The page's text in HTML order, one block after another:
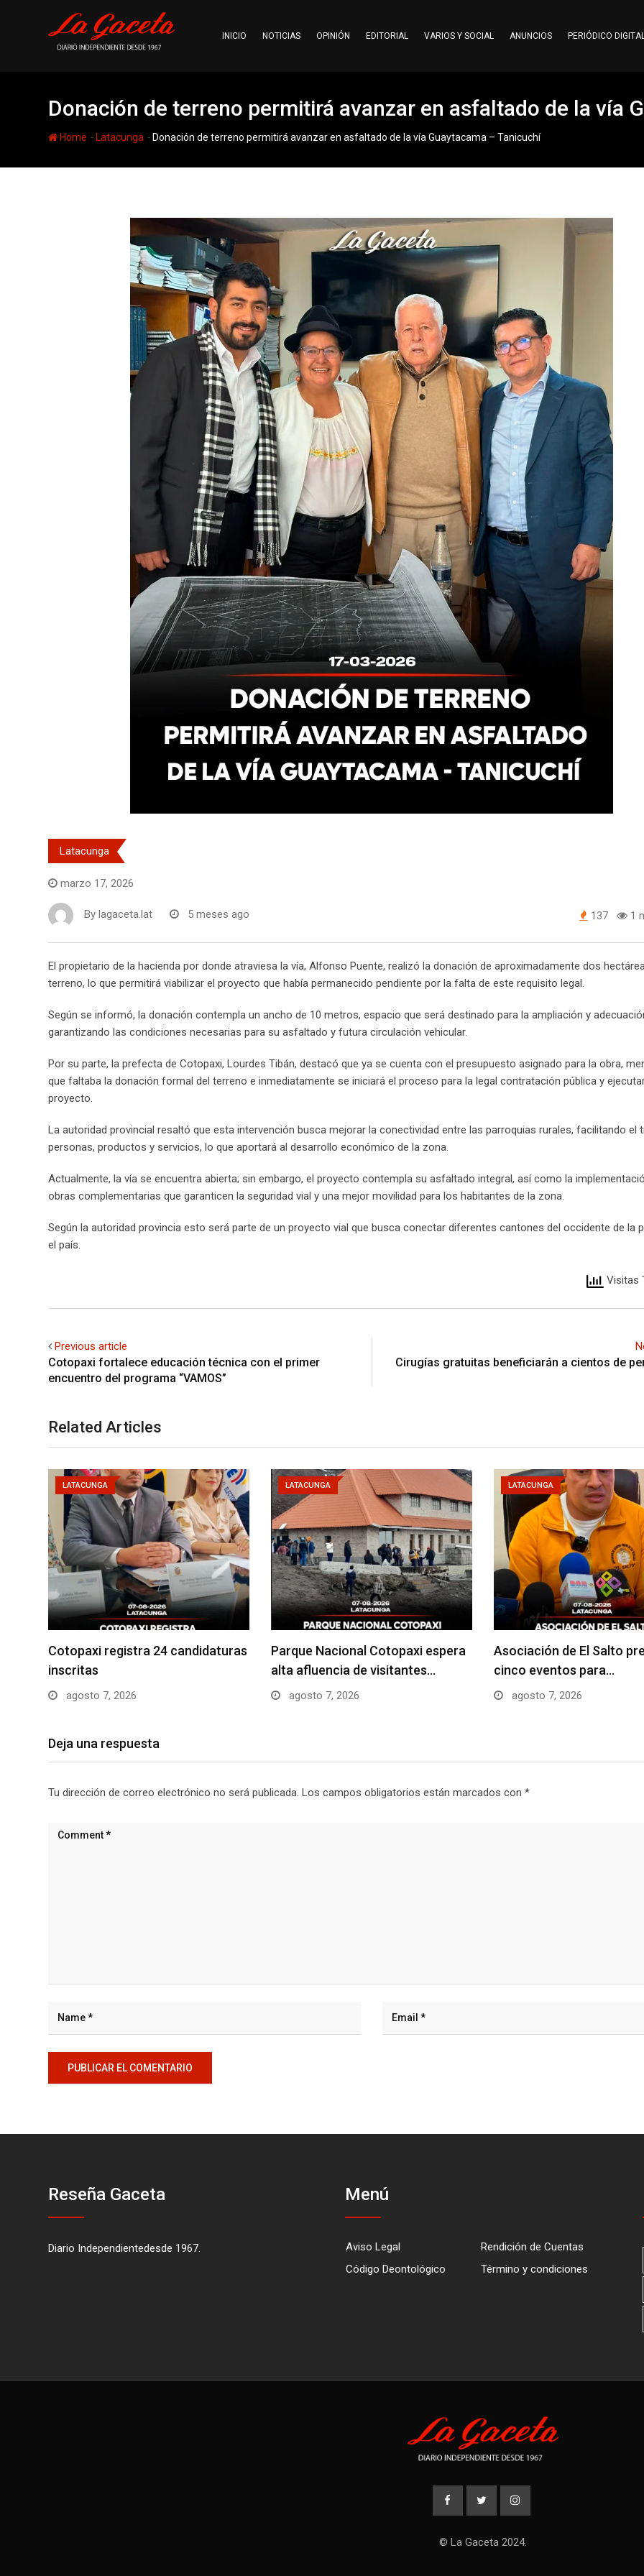
INICIO NOTICIAS OPINIÓN EDITORIAL VARIOS Y SOCIAL ANUNCIOS PERIÓDICO
Donación de terreno permitirá avanzar en asfaltado de la vía
Home - Latacunga - Donación de terreno permitirá avanzar en asfaltado de la vía Guaytacama – Tanicuchí
Latacunga
marzo 17, 2026
By lagaceta.lat 5 meses ago 137 1
El propietario de la hacienda por donde atraviesa la vía, Alfonso Puente, realizó la donación de aproximadamente dos
terreno, lo que permitirá viabilizar el proyecto que había permanecido pendiente por la falta de este requisito legal.
Según se informó, la donación contempla un ancho de 10 metros, espacio que será destinado para la ampliación y
garantizando las condiciones necesarias para su asfaltado y futura circulación vehicular.
Por su parte, la prefecta de Cotopaxi, Lourdes Tibán, destacó que ya se cuenta con el presupuesto asignado para la obra,
que faltaba la donación formal del terreno e inmediatamente se iniciará el proceso para la legal contratación pública y
proyecto.
La autoridad provincial resaltó que esta intervención busca mejorar la conectividad entre las parroquias rurales, facilitando el
personas, productos y servicios, lo que aportará al desarrollo económico de la zona.
Actualmente, la vía se encuentra abierta; sin embargo, el proyecto contempla su asfaltado integral, así como la
obras complementarias que garanticen la seguridad vial y una mejor movilidad para los habitantes de la zona.
Según la autoridad provincia esto será parte de un proyecto vial que busca conectar diferentes cantones del occidente de la
el país.
Visitas
Previous article
Cotopaxi fortalece educación técnica con el primer
encuentro del programa “VAMOS”
Cirugías gratuitas beneficiarán a cientos de
Related Articles
LATACUNGA
Cotopaxi registra 24 candidaturas
inscritas
agosto 7, 2026
LATACUNGA
Parque Nacional Cotopaxi espera
alta afluencia de visitantes…
agosto 7, 2026
LATACUNGA
Asociación de El Salto
cinco eventos para…
agosto 7, 2026
Deja una respuesta
Tu dirección de correo electrónico no será publicada. Los campos obligatorios están marcados con *
Reseña Gaceta
Diario Independientedesde 1967.
Menú
Aviso Legal
Rendición de Cuentas
Código Deontológico
Término y condiciones
© La Gaceta 2024.